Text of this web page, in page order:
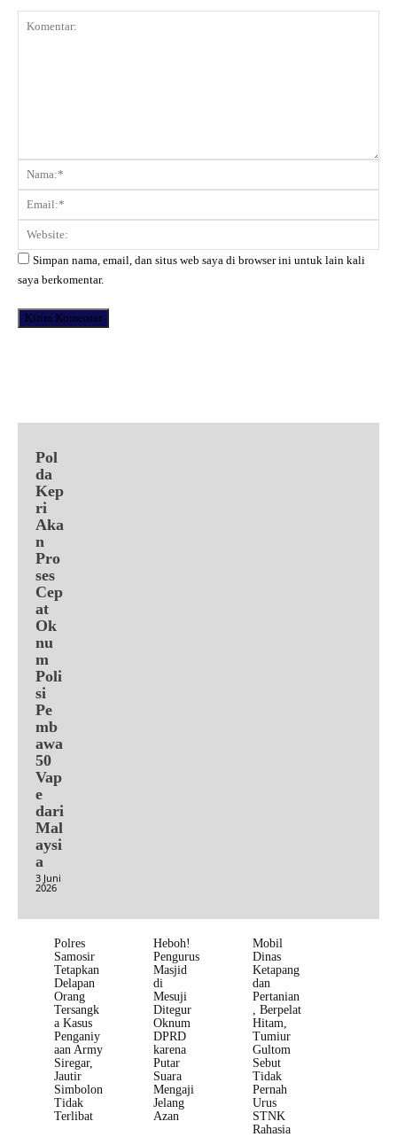
Komentar:
Simpan nama, email, dan situs web saya di browser ini untuk lain kali
saya berkomentar.
Pol
da
Kep
ri
Aka
n
Pro
ses
Cep
at
Ok
nu
m
Poli
si
Pe
mb
awa
50
Vap
e
dari
Mal
aysi
a
3 Juni
2026
Polres
Samosir
Tetapkan
Delapan
Orang
Tersangk
a Kasus
Penganiy
aan Army
Siregar,
Jautir
Simbolon
Tidak
Terlibat
Heboh!
Pengurus
Masjid
di
Mesuji
Ditegur
Oknum
DPRD
karena
Putar
Suara
Mengaji
Jelang
Azan
Mobil
Dinas
Ketapang
dan
Pertanian
, Berpelat
Hitam,
Tumiur
Gultom
Sebut
Tidak
Pernah
Urus
STNK
Rahasia